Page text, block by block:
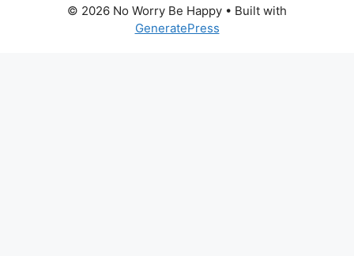
© 2026 No Worry Be Happy • Built with
GeneratePress